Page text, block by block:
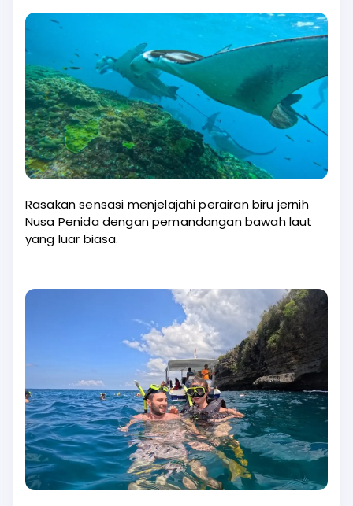
Rasakan sensasi menjelajahi perairan biru jernih
Nusa Penida dengan pemandangan bawah laut
yang luar biasa.